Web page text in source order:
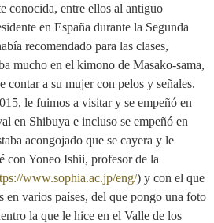
conocida, entre ellos al antiguo
en España durante la Segunda
recomendado para las clases,
mucho en el kimono de Masako-sama,
contar a su mujer con pelos y señales.
le fuimos a visitar y se empeñó en
en Shibuya e incluso se empeñó en
acongojado que se cayera y le
con Yoneo Ishii, profesor de la
www.sophia.ac.jp/eng/) y con el que
en varios países, del que pongo una foto
la que le hice en el Valle de los